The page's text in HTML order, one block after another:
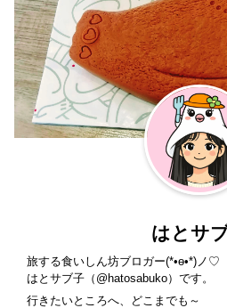
はとサ
旅する食いしん坊ブロガー(*•ө•*)ノ♡
はとサブ子（ @hatosabuko）です。
行きたいところへ、どこまでも～